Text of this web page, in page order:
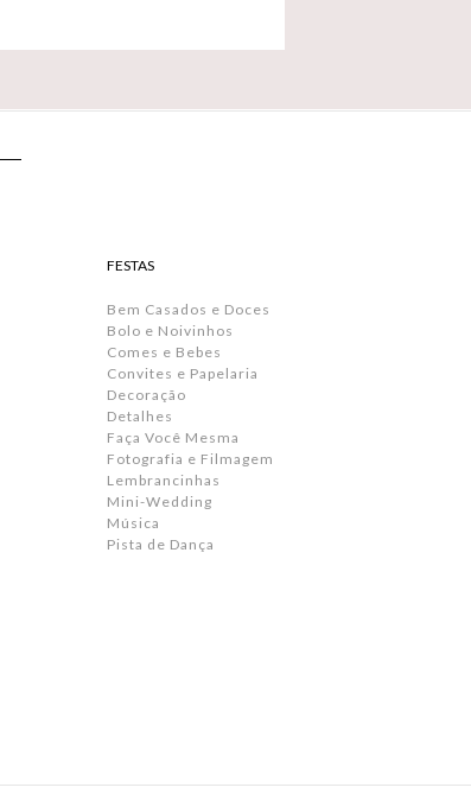
FESTAS
Bem Casados e Doces
Bolo e Noivinhos
Comes e Bebes
Convites e Papelaria
Decoração
Detalhes
Faça Você Mesma
Fotografia e Filmagem
Lembrancinhas
Mini-Wedding
Música
Pista de Dança